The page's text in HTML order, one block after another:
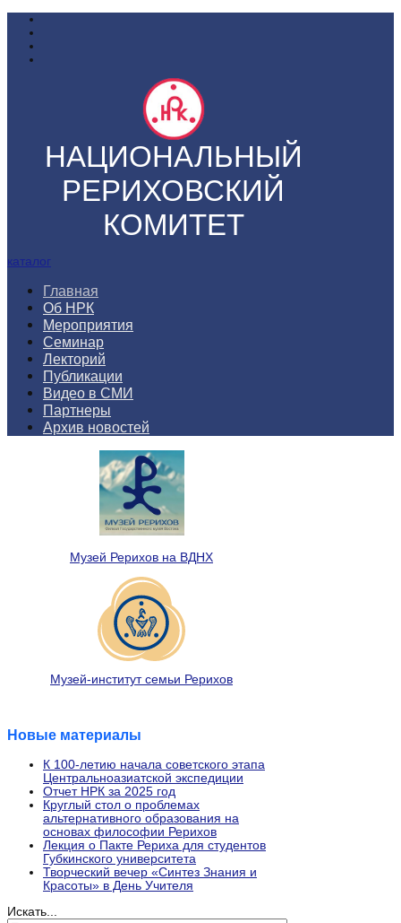
НАЦИОНАЛЬНЫЙ
РЕРИХОВСКИЙ
КОМИТЕТ
каталог
Главная
Об НРК
Мероприятия
Семинар
Лекторий
Публикации
Видео в СМИ
Партнеры
Архив новостей
Музей Рерихов на ВДНХ
Музей-институт семьи Рерихов
Новые материалы
К 100-летию начала советского этапа
Центральноазиатской экспедиции
Отчет НРК за 2025 год
Круглый стол о проблемах
альтернативного образования на
основах философии Рерихов
Лекция о Пакте Рериха для студентов
Губкинского университета
Творческий вечер «Синтез Знания и
Красоты» в День Учителя
Искать...